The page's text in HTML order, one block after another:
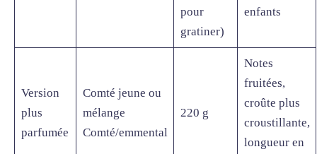
pour
gratiner)
enfants
Version
plus
parfumée
Comté jeune ou
mélange
Comté/emmental
220 g
Notes
fruitées,
croûte plus
croustillante,
longueur en